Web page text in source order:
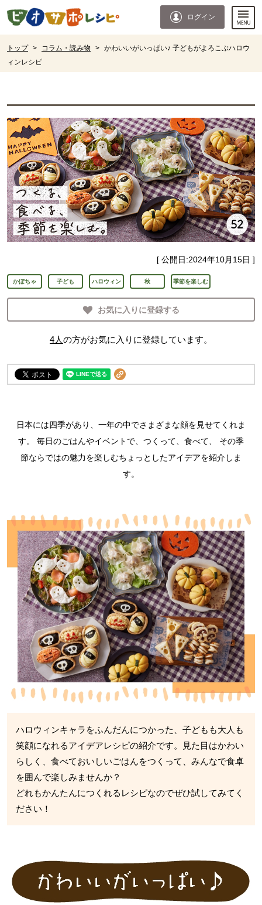
ページの先頭です。
ログイン
トップ > コラム・読み物 > かわいいがいっぱい♪ 子どもがよろこぶハロウ
ィンレシピ
[ 公開日:2024年10月15日 ]
かぼちゃ 子ども ハロウィン 秋 季節を楽しむ
お気に入りに登録する
4人の方がお気に入りに登録しています。
日本には四季があり、一年の中でさまざまな顔を見せてくれま
す。
毎日のごはんやイベントで、つくって、食べて、
その季
節ならではの魅力を楽しむちょっとしたアイデアを紹介しま
す。
ハロウィンキャラをふんだんにつかった、子どもも大人も
笑顔になれるアイデアレシピの紹介です。見た目はかわい
らしく、食べておいしいごはんをつくって、みんなで食卓
を囲んで楽しみませんか？
どれもかんたんにつくれるレシピなのでぜひ試してみてく
ださい！